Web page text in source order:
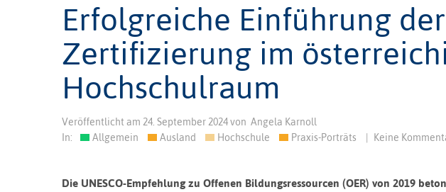
Erfolgreiche Einführung der
Zertifizierung im
Hochschulraum
Veröffentlicht am 24. September 2024von Angela Karnoll
In:
Allgemein Ausland Hochschule Praxis-Porträts Keine
Die UNESCO-Empfehlung zu Offenen Bildungsressourcen (OER) von 2019